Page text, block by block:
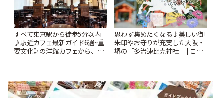
すべて東京駅から徒歩5分以内
♪駅近カフェ最新ガイド6選~重
要文化財の洋館カフェから、改
思わず集めたくなる♪美しい御
朱印やお守りが充実した大阪・
堺の「多治速比売神社」 | こと